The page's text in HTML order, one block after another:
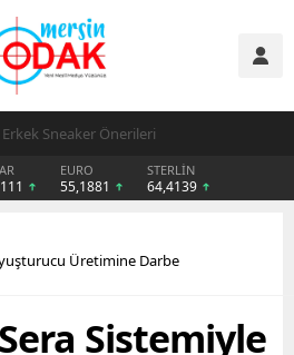
Sneaker Önerileri
EURO
55,1881
STERLİN
64,4139
Üretimine Darbe
Sistemiyle